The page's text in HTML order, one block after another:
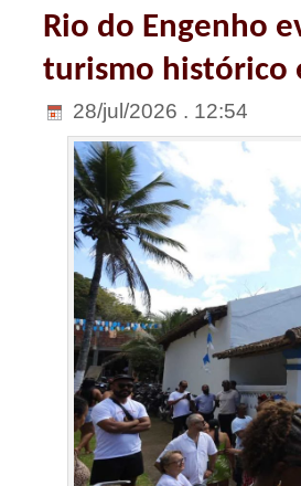
Rio do Engenho
turismo histórico
28/jul/2026 . 12:54